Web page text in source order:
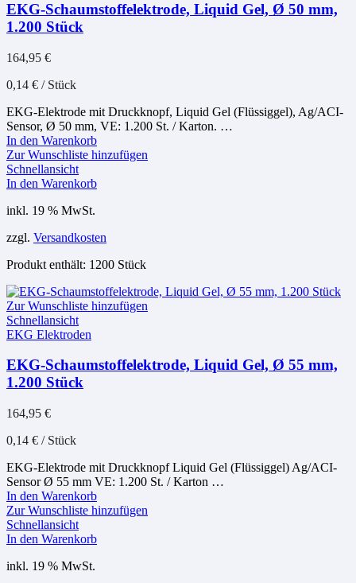
EKG-Schaumstoffelektrode, Liquid Gel, Ø 50 mm,
1.200 Stück
164,95 €
0,14 € / Stück
EKG-Elektrode mit Druckknopf, Liquid Gel (Flüssiggel), Ag/ACI-
Sensor, Ø 50 mm, VE: 1.200 St. / Karton. …
In den Warenkorb
Zur Wunschliste hinzufügen
Schnellansicht
In den Warenkorb
inkl. 19 % MwSt.
zzgl. Versandkosten
Produkt enthält: 1200 Stück
Zur Wunschliste hinzufügen
Schnellansicht
EKG Elektroden
EKG-Schaumstoffelektrode, Liquid Gel, Ø 55 mm,
1.200 Stück
164,95 €
0,14 € / Stück
EKG-Elektrode mit Druckknopf Liquid Gel (Flüssiggel) Ag/ACI-
Sensor Ø 55 mm VE: 1.200 St. / Karton …
In den Warenkorb
Zur Wunschliste hinzufügen
Schnellansicht
In den Warenkorb
inkl. 19 % MwSt.